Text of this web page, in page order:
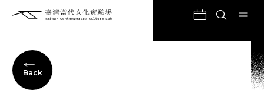
Back